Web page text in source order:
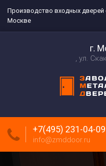
Производство входных дверей
Москве
г.
ул.
+7(495) 231-04-09
info@zmddoor.ru